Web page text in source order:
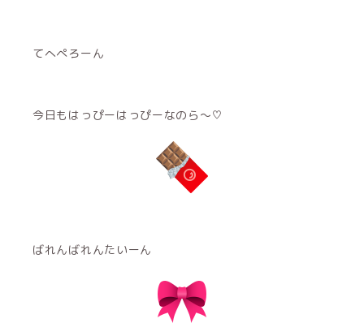
てへぺろーん
今日もはっぴーはっぴーなのら〜♡
ばれんばれんたいーん